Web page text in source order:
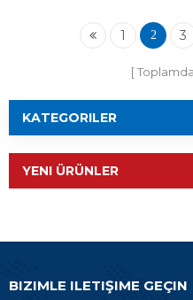
1 2 3
Toplamda
KATEGORILER
YENI ÜRÜNLER
BIZIMLE ILETIŞIME GEÇIN